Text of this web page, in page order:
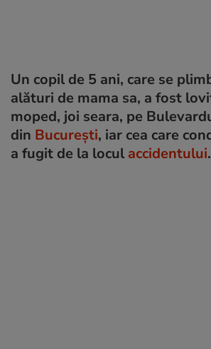
Un copil de 5 ani, care se
alături de mama sa, a fost
moped, joi seara, pe
din București, iar cea care
a fugit de la locul accidentului.